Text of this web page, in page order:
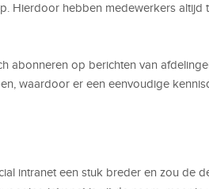
Hierdoor hebben medewerkers altijd
abonneren op berichten van
waardoor er een eenvoudige
intranet een stuk breder en zou de